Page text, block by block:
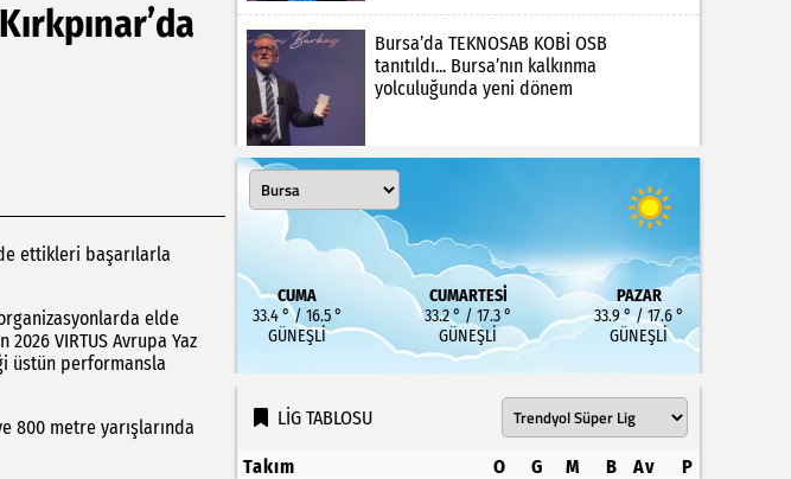
ettikleri başarılarla
elde
VIRTUS Avrupa Yaz
üstün performansla
800 metre yarışlarında
Bursa’da TEKNOSAB KOBİ OSB
tanıtıldı... Bursa’nın kalkınma
yolculuğunda yeni dönem
CUMA
33.4 ° / 16.5 °
GÜNEŞLI
CUMARTESI
33.2 ° / 17.3 °
GÜNEŞLI
PAZAR
33.9 ° / 17.6 °
GÜNEŞLI
LİG TABLOSU
Takım O G M B Av
P